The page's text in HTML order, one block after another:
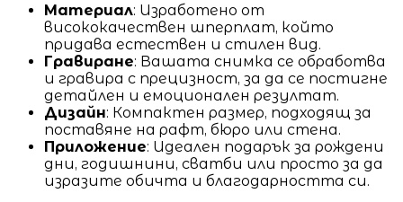
Материал: Изработено от
висококачествен шперплат, който
придава естествен и стилен вид.
Гравиране: Вашата снимка се обработва
и гравира с прецизност, за да се постигне
детайлен и емоционален резултат.
Дизайн: Компактен размер, подходящ за
поставяне на рафт, бюро или стена.
Приложение: Идеален подарък за рождени
дни, годишнини, сватби или просто за да
изразите обичта и благодарността си.